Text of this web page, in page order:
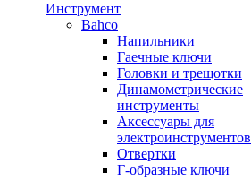
Инструмент
Bahco
Напильники
Гаечные ключи
Головки и трещотки
Динамометрические
инструменты
Аксессуары для
электроинструментов
Отвертки
Г-образные ключи